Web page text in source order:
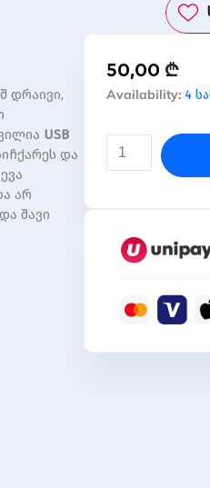
დრაივი,
USB
და
არ
შავი
50,00 ₾
Availability: 4
რაოდენობა:
მეხსიერების
ბარათი
AP128GAH350B-
Drive
AH350